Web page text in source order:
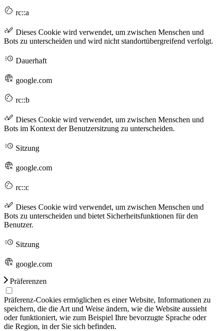
rc::a
Dieses Cookie wird verwendet, um zwischen Menschen und
Bots zu unterscheiden und wird nicht standortübergreifend verfolgt.
Dauerhaft
google.com
rc::b
Dieses Cookie wird verwendet, um zwischen Menschen und
Bots im Kontext der Benutzersitzung zu unterscheiden.
Sitzung
google.com
rc::c
Dieses Cookie wird verwendet, um zwischen Menschen und
Bots zu unterscheiden und bietet Sicherheitsfunktionen für den
Benutzer.
Sitzung
google.com
Präferenzen
Präferenz-Cookies ermöglichen es einer Website, Informationen zu
speichern, die die Art und Weise ändern, wie die Website aussieht
oder funktioniert, wie zum Beispiel Ihre bevorzugte Sprache oder
die Region, in der Sie sich befinden.